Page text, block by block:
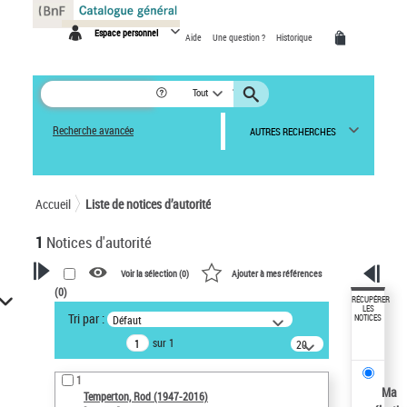
Espace personnel Aide Une question ? Historique
Tout
Recherche avancée AUTRES RECHERCHES
Accueil Liste de notices d’autorité
1 Notices d'autorité
VOTRE RECHERCHE
Recherche avancée dans les
notices d’autorité
Œuvres liées à l'auteur :
Temperton, Rod (1947-2016)
Voir la sélection (0) Ajouter à mes références
(0)
Tri par : Défaut
sur 1
20
résultats/page
1
Temperton, Rod (1947-2016)
RÉCUPÉRER
LES
NOTICES
Ma
Panneau de gestion des cookies